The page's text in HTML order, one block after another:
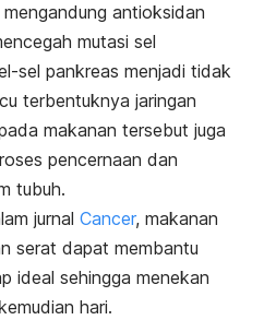
antioksidan
mutasi sel
sel pankreas menjadi tidak
terbentuknya jaringan
makanan tersebut juga
pencernaan dan
tubuh.
jurnal Cancer, makanan
serat dapat membantu
ideal sehingga menekan
hari.